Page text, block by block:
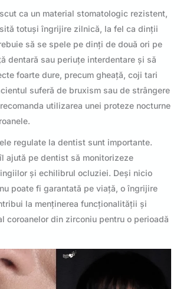
ca un material stomatologic rezistent,
totuși îngrijire zilnică, la fel ca dinții
să se spele pe dinți de două ori pe
dentară sau periuțe interdentare și să
foarte dure, precum gheață, coji tari
suferă de bruxism sau de strângere
utilizarea unei proteze nocturne
regulate la dentist sunt importante.
ajută pe dentist să monitorizeze
și echilibrul ocluziei. Deși nicio
poate fi garantată pe viață, o îngrijire
la menținerea funcționalității și
coroanelor din zirconiu pentru o perioadă